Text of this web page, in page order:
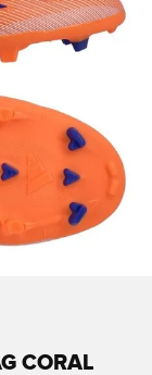
CORAL